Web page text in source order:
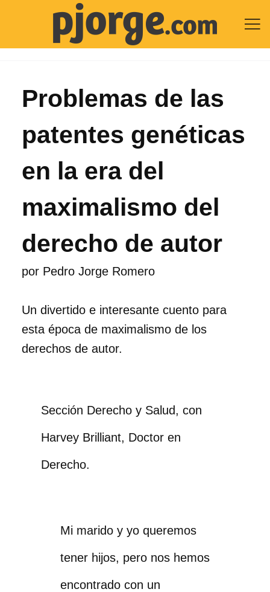

Problemas de las
patentes genéticas
en la era del
maximalismo del
derecho de autor
por Pedro Jorge Romero
Un divertido e interesante cuento para
esta época de maximalismo de los
derechos de autor.
Sección Derecho y Salud, con
Harvey Brilliant, Doctor en
Derecho.
Mi marido y yo queremos
tener hijos, pero nos hemos
encontrado con un